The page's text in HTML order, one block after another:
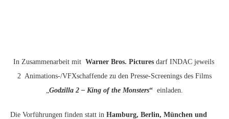
In Zusammenarbeit mit Warner Bros. Pictures darf INDAC jeweils
2 Animations-/VFXschaffende zu den Presse-Screenings des Films
„Godzilla 2 – King of the Monsters“ einladen.
Die Vorführungen finden statt in Hamburg, Berlin, München und